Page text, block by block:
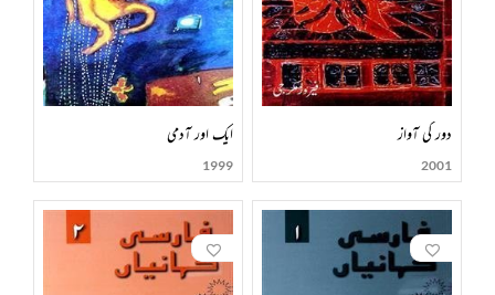
دور کی آواز
2001
ایک اور آدمی
1999